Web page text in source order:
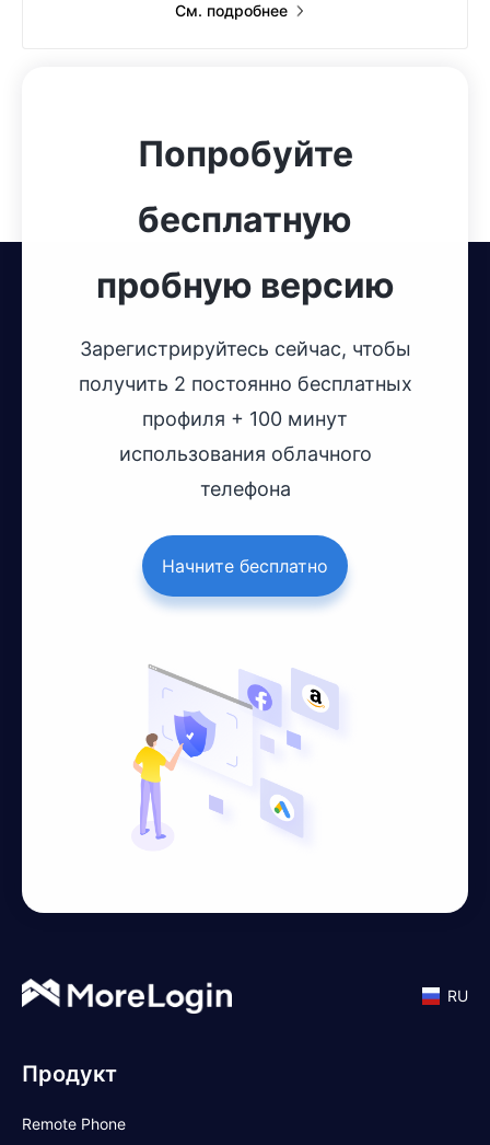
См. подробнее
Попробуйте
бесплатную
пробную версию
Зарегистрируйтесь сейчас, чтобы
получить 2 постоянно бесплатных
профиля + 100 минут
использования облачного
телефона
Начните бесплатно
RU
Продукт
Remote Phone